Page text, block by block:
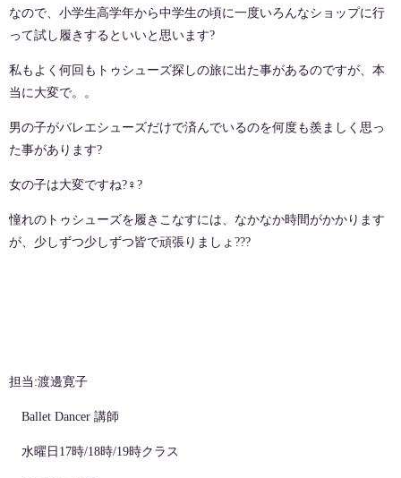
なので、小学生高学年から中学生の頃に一度いろんなショップに行
って試し履きするといいと思います?
私もよく何回もトゥシューズ探しの旅に出た事があるのですが、本
当に大変で。。
男の子がバレエシューズだけで済んでいるのを何度も羨ましく思っ
た事があります?
女の子は大変ですね?‍♀️?
憧れのトゥシューズを履きこなすには、なかなか時間がかかります
が、少しずつ少しずつ皆で頑張りましょ ???
担当:渡邊寛子
Ballet Dancer 講師
水曜日17時/18時/19時クラス